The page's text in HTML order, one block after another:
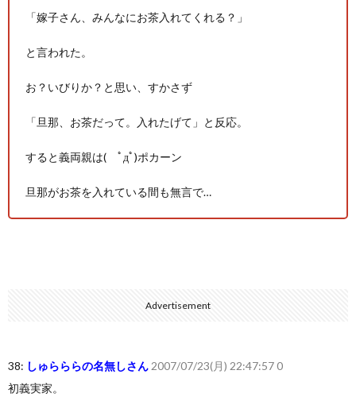
(7/30)
「嫁子さん、みんなにお茶入れてくれる？」
と言われた。
お？いびりか？と思い、すかさず
「旦那、お茶だって。入れたげて」と反応。
すると義両親は( ﾟдﾟ)ポカーン
旦那がお茶を入れている間も無言で…
Advertisement
38: しゅらららの名無しさん 2007/07/23(月) 22:47:57 0
初義実家。